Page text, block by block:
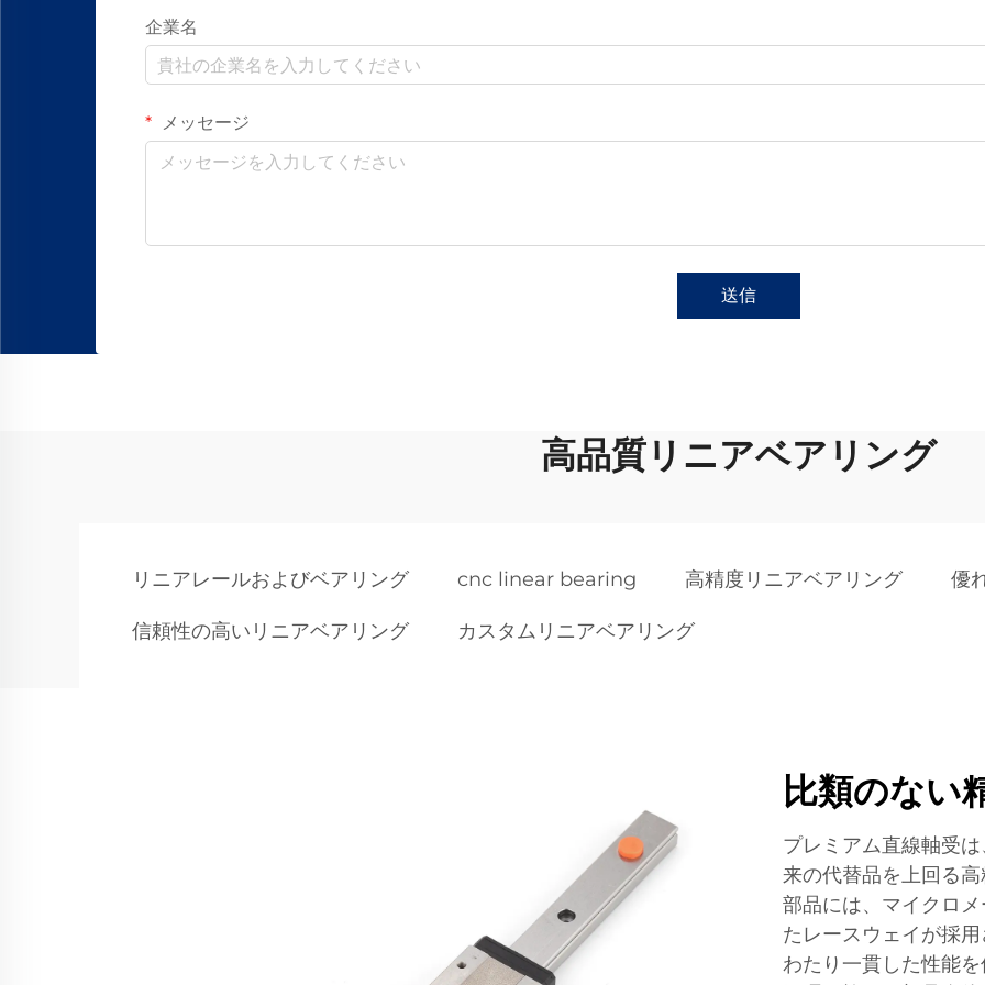
企業名
メッセージ
送信
高品質リニアベアリング
リニアレールおよびベアリング cnc linear bearing 高精度リニアベアリング 優
信頼性の高いリニアベアリング カスタムリニアベアリング
比類のない
プレミアム直線軸受
来の代替品を上回る
部品には、マイクロ
たレースウェイが採
わたり一貫した性能